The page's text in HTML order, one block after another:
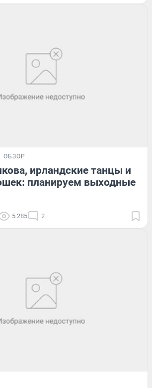
ОБЗОР
ирландские танцы и
планируем выходные
5 285 2